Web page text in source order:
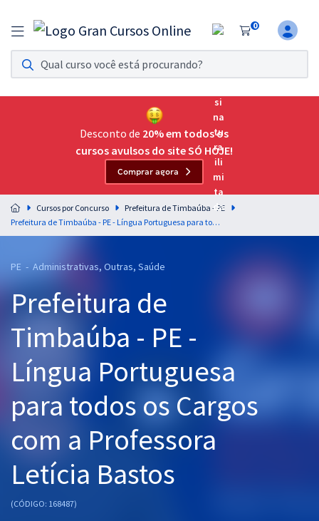
0
Assinatura Ilimitada 11
Acesso a todos os cursos. Teste grátis por 7 dias!
Assinatura OAB Até Passar
Acesso ilimitado a toda preparação para o Exame da
Residências Multiprofissionais
Preparação completa e intensiva para as principais
residências em saúde do Brasil
Cursos 20% OFF
Pós
Graduação
OAB
Questões grátis
Desconto de 20% em todos os
cursos avulsos do site SÓ HOJE!
Comprar agora
Cursos por Concurso
Prefeitura de Timbaúba - PE
Prefeitura de Timbaúba - PE - Língua Portuguesa para todos os Cargos com a Professora Letícia Bastos
PE - Administrativas, Outras, Saúde
Prefeitura de
Timbaúba - PE -
Língua Portuguesa
para todos os Cargos
com a Professora
Letícia Bastos
(CÓDIGO: 168487)